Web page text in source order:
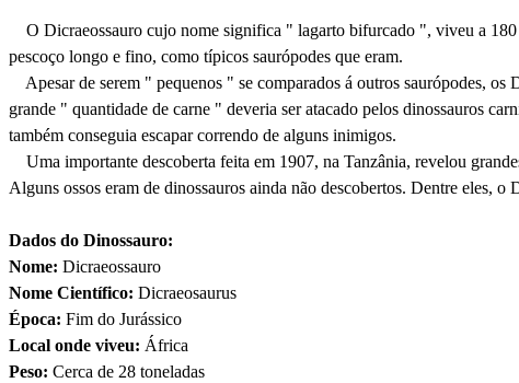
O Dicraeossauro cujo nome significa " lagarto bifurcado ", viveu a 180
pescoço longo e fino, como típicos saurópodes que eram.
Apesar de serem " pequenos " se comparados á outros saurópodes, os
grande " quantidade de carne " deveria ser atacado pelos dinossauros
também conseguia escapar correndo de alguns inimigos.
Uma importante descoberta feita em 1907, na Tanzânia, revelou
Alguns ossos eram de dinossauros ainda não descobertos. Dentre eles, o
Dados do Dinossauro:
Nome: Dicraeossauro
Nome Científico: Dicraeosaurus
Época: Fim do Jurássico
Local onde viveu: África
Peso: Cerca de 28 toneladas